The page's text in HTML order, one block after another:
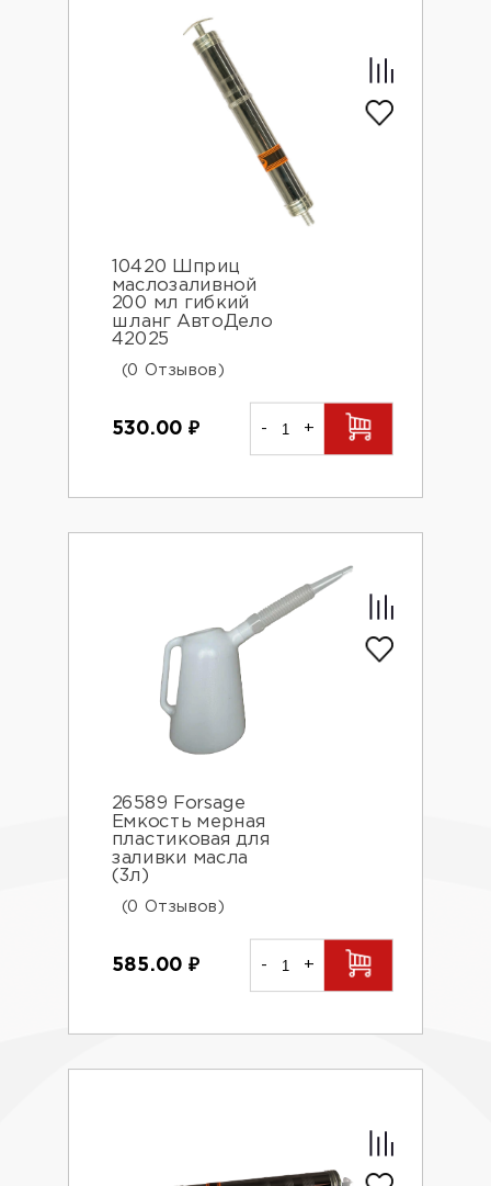
10420 Шприц
маслозаливной
200 мл гибкий
шланг АвтоДело
42025
(0 Отзывов)
530.00 ₽ - +
26589 Forsage
Емкость мерная
пластиковая для
заливки масла
(3л)
(0 Отзывов)
585.00 ₽ - +